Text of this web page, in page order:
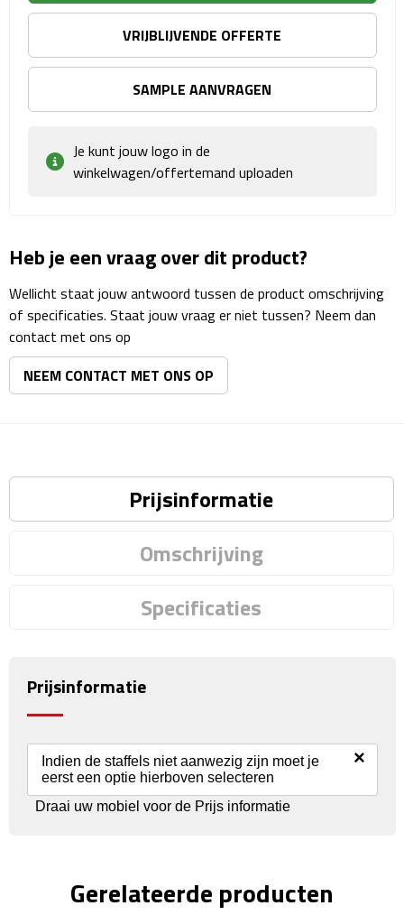
Auto telefoonhouders
IJskrabbers
Parkeerschijven
Rijbewijs- & kentekenhoezen
Zonneschermen
Fiets Accessoires
Fiets telefoonhouders
Fiets reparatiesets
Zadelhoezen
Drinkwaren
Drinkbekers
VRIJBLIJVENDE OFFERTE
SAMPLE AANVRAGEN
Je kunt jouw logo in de
winkelwagen/offertemand uploaden
Heb je een vraag over dit product?
Wellicht staat jouw antwoord tussen de product omschrijving
of specificaties. Staat jouw vraag er niet tussen? Neem dan
contact met ons op
NEEM CONTACT MET ONS OP
Prijsinformatie
Omschrijving
Specificaties
Prijsinformatie
Indien de staffels niet aanwezig zijn moet je
eerst een optie hierboven selecteren
×
Draai uw mobiel voor de Prijs informatie
Gerelateerde producten